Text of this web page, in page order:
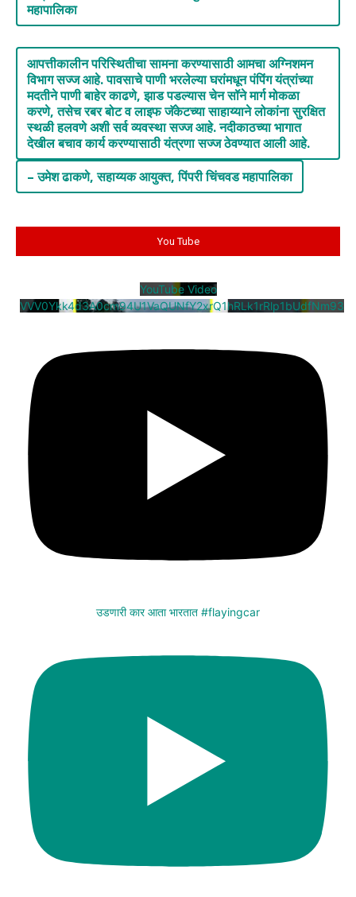
महापालिका
आपत्तीकालीन परिस्थितीचा सामना करण्यासाठी आमचा अग्निशमन
विभाग सज्ज आहे. पावसाचे पाणी भरलेल्या घरांमधून पंपिंग यंत्रांच्या
मदतीने पाणी बाहेर काढणे, झाड पडल्यास चेन सॉने मार्ग मोकळा
करणे, तसेच रबर बोट व लाइफ जॅकेटच्या साहाय्याने लोकांना सुरक्षित
स्थळी हलवणे अशी सर्व व्यवस्था सज्ज आहे. नदीकाठच्या भागात
देखील बचाव कार्य करण्यासाठी यंत्रणा सज्ज ठेवण्यात आली आहे.
– उमेश ढाकणे, सहाय्यक आयुक्त, पिंपरी चिंचवड महापालिका
You Tube
YouTube Video
VVV0Ykk4d3A0cm94U1VaQUNfY2xrQ1hRLk1rRlp1bUdfNm93
उडणारी कार आता भारतात #flayingcar